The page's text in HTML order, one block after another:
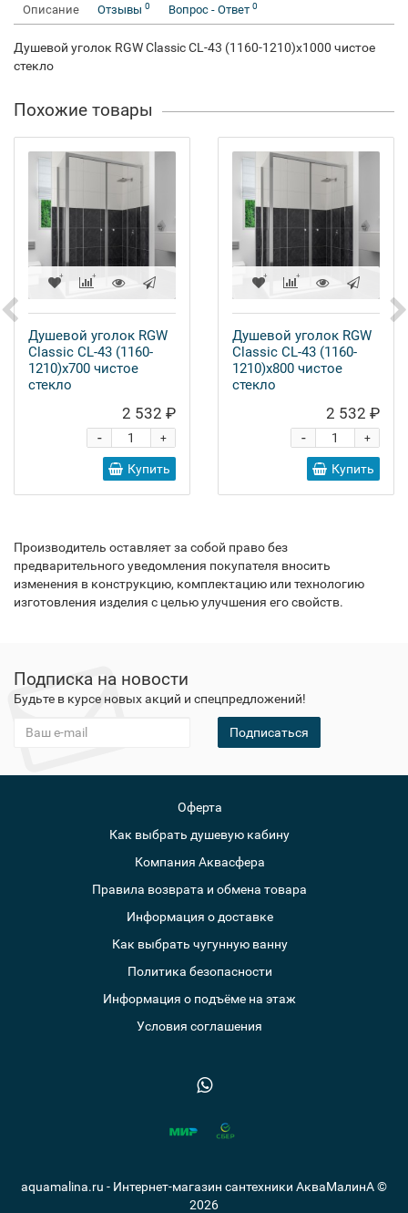
Описание Отзывы 0 Вопрос - Ответ 0
Душевой уголок RGW Classic CL-43 (1160-1210)x1000 чистое
стекло
Похожие товары
Душевой уголок RGW
Classic CL-43 (1160-
1210)x700 чистое
стекло
2 532 ₽
+
-
Купить
Душевой уголок RGW
Classic CL-43 (1160-
1210)x800 чистое
стекло
2 532 ₽
+
-
Купить
Производитель оставляет за собой право без
предварительного уведомления покупателя вносить
изменения в конструкцию, комплектацию или технологию
изготовления изделия с целью улучшения его свойств.
Подписка на новости
Будьте в курсе новых акций и спецпредложений!
Подписаться
Оферта
Как выбрать душевую кабину
Компания Аквасфера
Правила возврата и обмена товара
Информация о доставке
Как выбрать чугунную ванну
Политика безопасности
Информация о подъёме на этаж
Условия соглашения
aquamalina.ru - Интернет-магазин сантехники АкваМалинА ©
2026